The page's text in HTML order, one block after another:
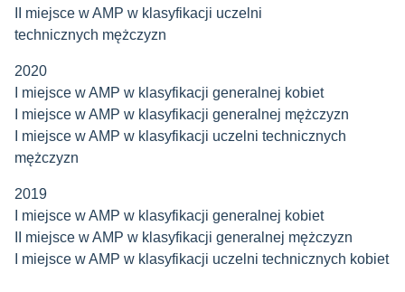
II miejsce w AMP w klasyfikacji uczelni
technicznych mężczyzn
2020
I miejsce w AMP w klasyfikacji generalnej kobiet
I miejsce w AMP w klasyfikacji generalnej mężczyzn
I miejsce w AMP w klasyfikacji uczelni technicznych
mężczyzn
2019
I miejsce w AMP w klasyfikacji generalnej kobiet
II miejsce w AMP w klasyfikacji generalnej mężczyzn
I miejsce w AMP w klasyfikacji uczelni technicznych kobiet